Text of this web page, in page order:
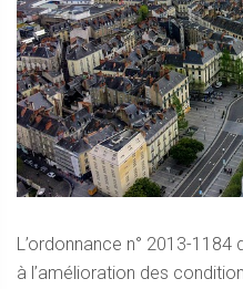
L’ordonnance n° 2013-
à l’amélioration des